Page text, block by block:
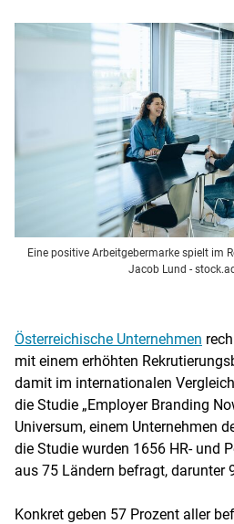
Eine positive Arbeitgebermarke spielt im
Jacob Lund -
Österreichische Unternehmen
mit einem erhöhten
damit im internationalen
die Studie „Employer Branding
Universum, einem Unternehmen
die Studie wurden 1656 HR- und
aus 75 Ländern befragt, darunter
Konkret geben 57 Prozent aller